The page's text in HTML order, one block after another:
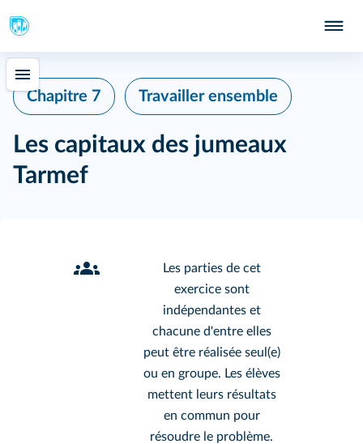
Chapitre 7 Travailler ensemble
Les capitaux des jumeaux
Tarmef
Les parties de cet
exercice sont
indépendantes et
chacune d'entre elles
peut être réalisée seul(e)
ou en groupe. Les élèves
mettent leurs résultats
en commun pour
résoudre le problème.